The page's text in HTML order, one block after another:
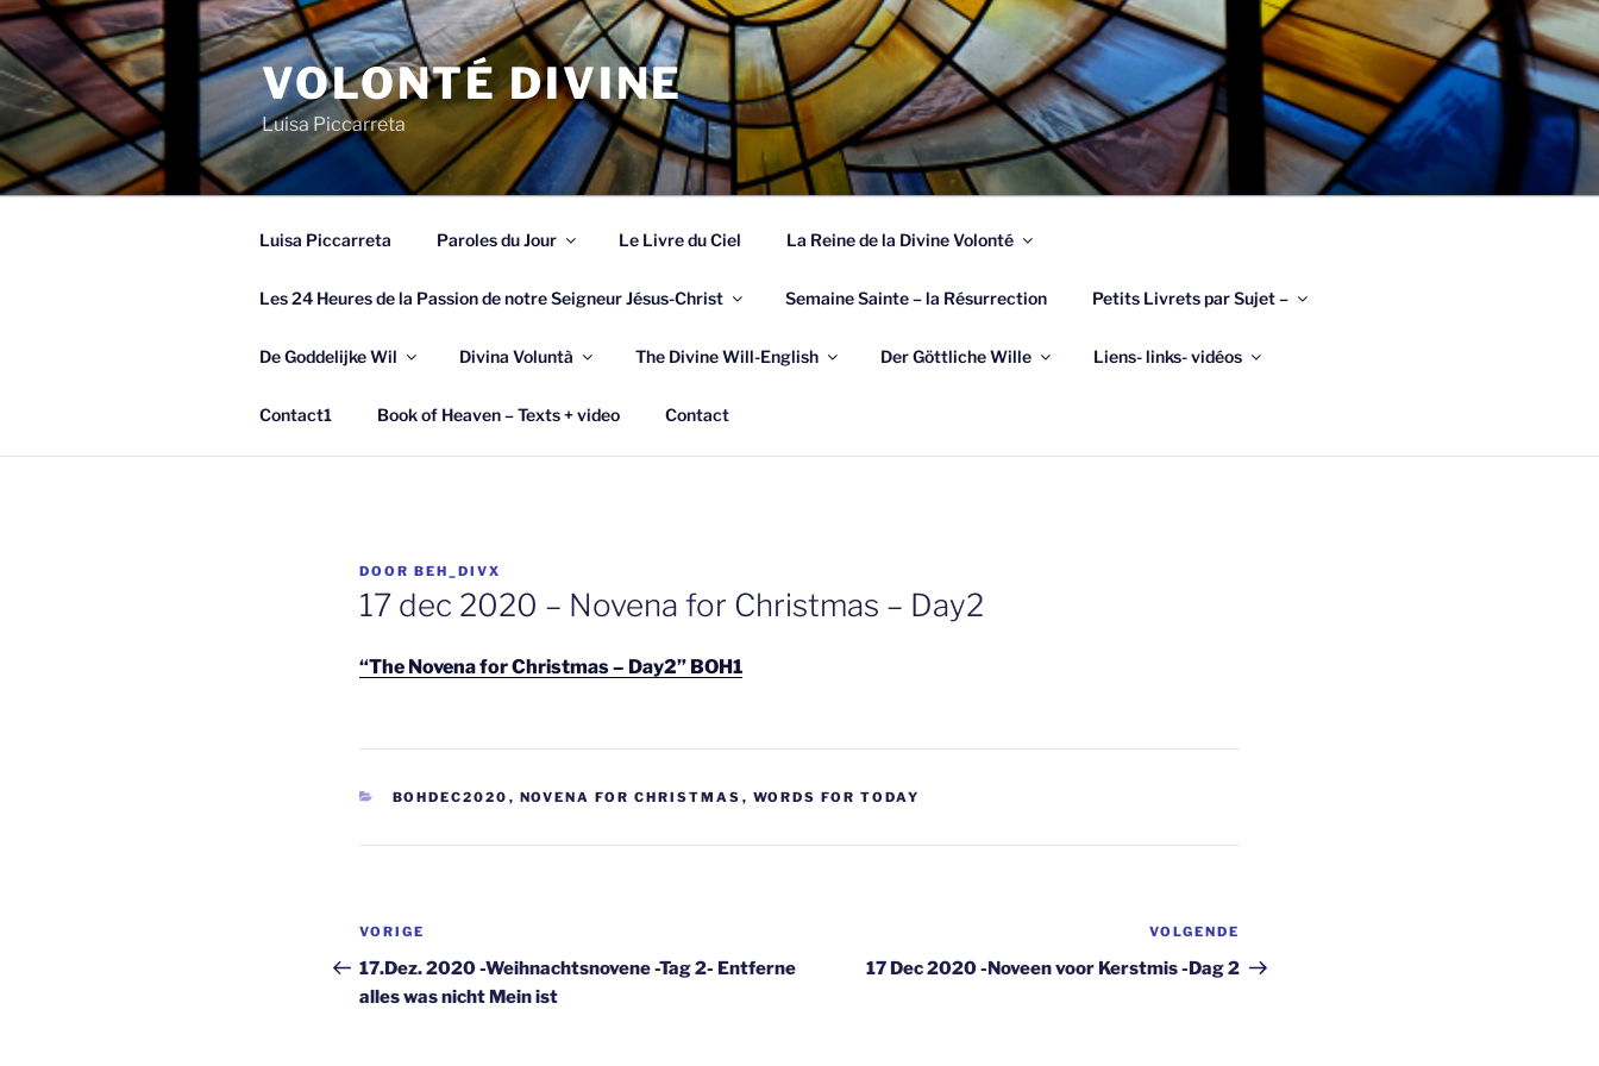
Spring
naar
de
inhoud
VOLONTÉ DIVINE
Luisa Piccarreta
Luisa Piccarreta Paroles du Jour Le Livre du Ciel La Reine de la Divine Volonté
Les 24 Heures de la Passion de notre Seigneur Jésus-Christ Semaine Sainte – la Résurrection Petits Livrets par Sujet –
De Goddelijke Wil Divina Voluntà The Divine Will-English Der Göttliche Wille Liens- links- vidéos
Contact1 Book of Heaven – Texts + video Contact
GEPLAATST
OP
DOOR BEH_DIVX
17 dec 2020 – Novena for Christmas – Day2
“The Novena for Christmas – Day2” BOH1
CATEGORIEËN
BOHDEC2020 , NOVENA FOR CHRISTMAS , WORDS FOR TODAY
Berichtnavigatie
Vorig
bericht
VORIGE
17.Dez. 2020 -Weihnachtsnovene -Tag 2- Entferne
alles was nicht Mein ist
bericht
VOLGENDE
17 Dec 2020 -Noveen voor Kerstmis -Dag 2